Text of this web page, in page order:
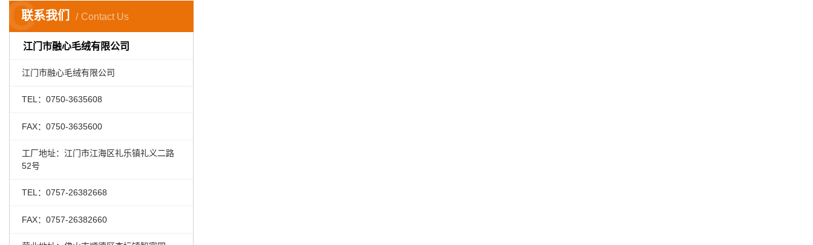
联系我们 Contact Us
C
江门市融心毛绒有限公司
江门市融心毛绒有限公司
TEL：0750-3635608
FAX：0750-3635600
工厂地址：江门市江海区礼乐镇礼义二路
52号
TEL：0757-26382668
FAX：0757-26382660